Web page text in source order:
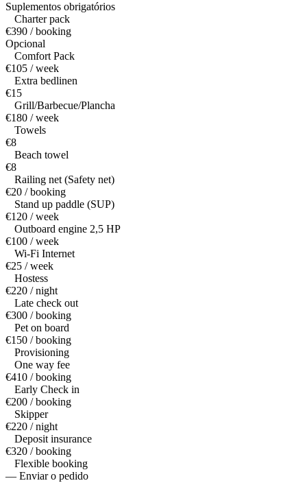
Suplementos obrigatórios
Charter pack
€390 / booking
Opcional
Comfort Pack
€105 / week
Extra bedlinen
€15
Grill/Barbecue/Plancha
€180 / week
Towels
€8
Beach towel
€8
Railing net (Safety net)
€20 / booking
Stand up paddle (SUP)
€120 / week
Outboard engine 2,5 HP
€100 / week
Wi-Fi Internet
€25 / week
Hostess
€220 / night
Late check out
€300 / booking
Pet on board
€150 / booking
Provisioning
One way fee
€410 / booking
Early Check in
€200 / booking
Skipper
€220 / night
Deposit insurance
€320 / booking
Flexible booking
— Enviar o pedido